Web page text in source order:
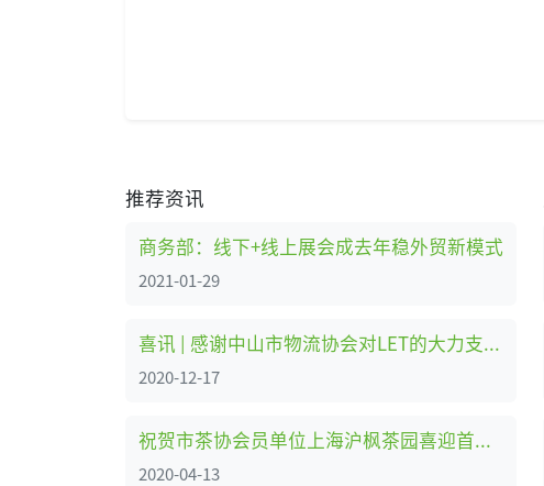
推荐资讯
商务部：线下+线上展会成去年稳外贸新模式
2021-01-29
喜讯 | 感谢中山市物流协会对LET的大力支持！
2020-12-17
祝贺市茶协会员单位上海沪枫茶园喜迎首次春茶开采节
2020-04-13